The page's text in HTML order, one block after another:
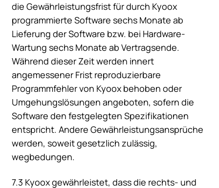
die Gewährleistungsfrist für durch Kyoox
programmierte Software sechs Monate ab
Lieferung der Software bzw. bei Hardware-
Wartung sechs Monate ab Vertragsende.
Während dieser Zeit werden innert
angemessener Frist reproduzierbare
Programmfehler von Kyoox behoben oder
Umgehungslösungen angeboten, sofern die
Software den festgelegten Spezifikationen
entspricht. Andere Gewährleistungsansprüche
werden, soweit gesetzlich zulässig,
wegbedungen.
7.3 Kyoox gewährleistet, dass die rechts- und